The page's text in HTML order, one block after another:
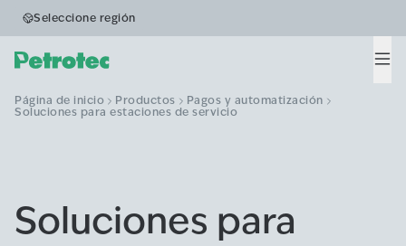
Seleccione región
Página de inicio Productos
Pagos y automatización
Soluciones para estaciones de servicio
Soluciones para